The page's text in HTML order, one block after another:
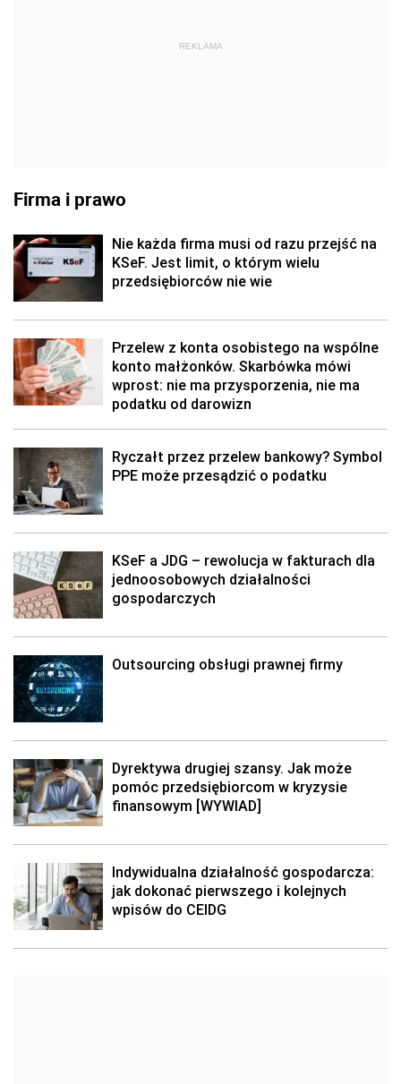
REKLAMA
Firma i prawo
Nie każda firma musi od razu przejść na
KSeF. Jest limit, o którym wielu
przedsiębiorców nie wie
Przelew z konta osobistego na wspólne
konto małżonków. Skarbówka mówi
wprost: nie ma przysporzenia, nie ma
podatku od darowizn
Ryczałt przez przelew bankowy? Symbol
PPE może przesądzić o podatku
KSeF a JDG – rewolucja w fakturach dla
jednoosobowych działalności
gospodarczych
Outsourcing obsługi prawnej firmy
Dyrektywa drugiej szansy. Jak może
pomóc przedsiębiorcom w kryzysie
finansowym [WYWIAD]
Indywidualna działalność gospodarcza:
jak dokonać pierwszego i kolejnych
wpisów do CEIDG